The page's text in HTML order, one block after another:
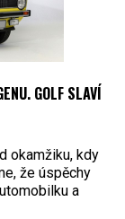
GOLF SLAVÍ
okamžiku, kdy
že úspěchy
a